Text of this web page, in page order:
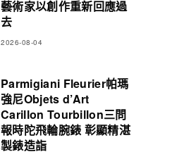
藝術家以創作重新回應過
去
2026-08-04
Parmigiani Fleurier帕瑪
強尼Objets d’Art
Carillon Tourbillon三問
報時陀飛輪腕錶 彰顯精湛
製錶造詣